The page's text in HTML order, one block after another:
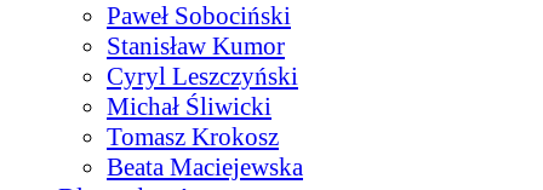
Paweł Sobociński
Stanisław Kumor
Cyryl Leszczyński
Michał Śliwicki
Tomasz Krokosz
Beata Maciejewska